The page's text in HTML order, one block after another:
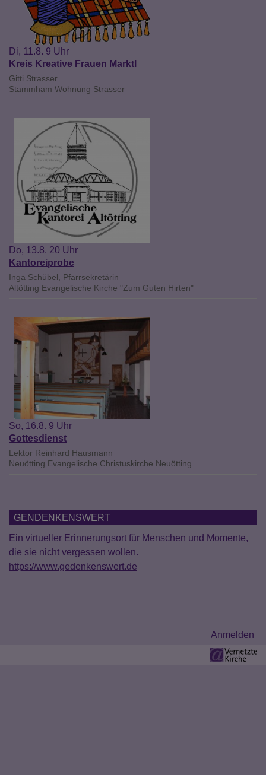
Di, 11.8. 9 Uhr
Kreis Kreative Frauen Marktl
Gitti Strasser
Stammham Wohnung Strasser
Do, 13.8. 20 Uhr
Kantoreiprobe
Inga Schübel, Pfarrsekretärin
Altötting Evangelische Kirche "Zum Guten Hirten"
So, 16.8. 9 Uhr
Gottesdienst
Lektor Reinhard Hausmann
Neuötting Evangelische Christuskirche Neuötting
GENDENKENSWERT
Ein virtueller Erinnerungsort für Menschen und Momente,
die sie nicht vergessen wollen.
https://www.gedenkenswert.de
Anmelden